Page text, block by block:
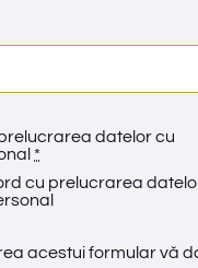
datelor cu
*
cu prelucrarea
acestui formular vă